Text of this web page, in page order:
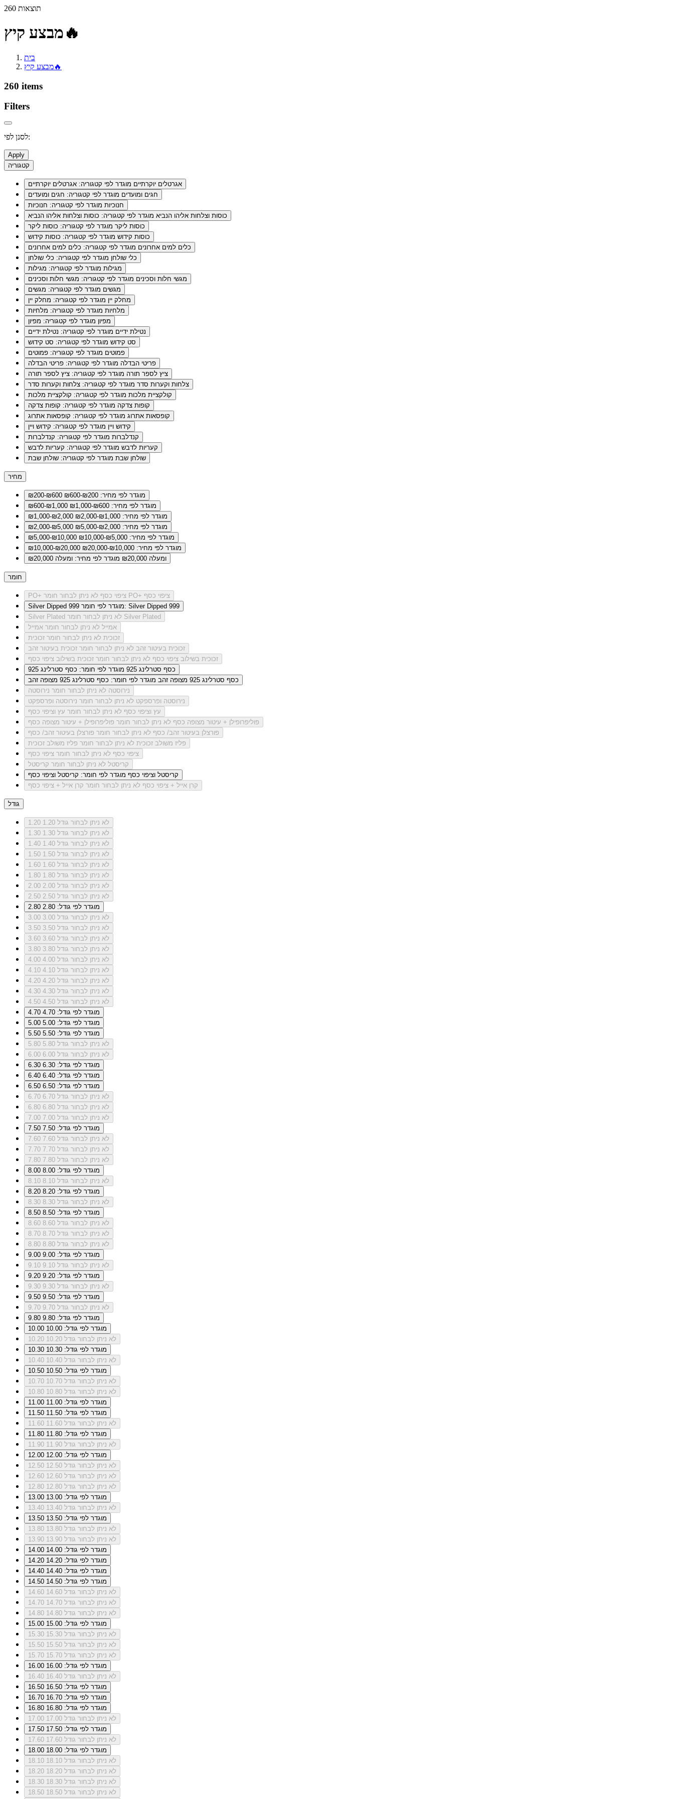
260 תוצאות
מבצע קיץ🔥
בית
מבצע קיץ🔥
260 items
Filters
לסנן לפי:
Apply
קטגוריה
אגרטלים יוקרתיים מוגדר לפי קטגוריה: אגרטלים יוקרתיים
חגים ומועדים מוגדר לפי קטגוריה: חגים ומועדים
חנוכיות מוגדר לפי קטגוריה: חנוכיות
כוסות וצלחות אליהו הנביא מוגדר לפי קטגוריה: כוסות וצלחות אליהו הנביא
כוסות ליקר מוגדר לפי קטגוריה: כוסות ליקר
כוסות קידוש מוגדר לפי קטגוריה: כוסות קידוש
כלים למים אחרונים מוגדר לפי קטגוריה: כלים למים אחרונים
כלי שולחן מוגדר לפי קטגוריה: כלי שולחן
מגילות מוגדר לפי קטגוריה: מגילות
מגשי חלות וסכינים מוגדר לפי קטגוריה: מגשי חלות וסכינים
מגשים מוגדר לפי קטגוריה: מגשים
מחלק יין מוגדר לפי קטגוריה: מחלק יין
מלחיות מוגדר לפי קטגוריה: מלחיות
מפיון מוגדר לפי קטגוריה: מפיון
נטילת ידיים מוגדר לפי קטגוריה: נטילת ידיים
סט קידוש מוגדר לפי קטגוריה: סט קידוש
פמוטים מוגדר לפי קטגוריה: פמוטים
פריטי הבדלה מוגדר לפי קטגוריה: פריטי הבדלה
ציץ לספר תורה מוגדר לפי קטגוריה: ציץ לספר תורה
צלחות וקערות סדר מוגדר לפי קטגוריה: צלחות וקערות סדר
קולקציית מלכות מוגדר לפי קטגוריה: קולקציית מלכות
קופות צדקה מוגדר לפי קטגוריה: קופות צדקה
קופסאות אתרוג מוגדר לפי קטגוריה: קופסאות אתרוג
קידוש ויין מוגדר לפי קטגוריה: קידוש ויין
קנדלברות מוגדר לפי קטגוריה: קנדלברות
קעריות לדבש מוגדר לפי קטגוריה: קעריות לדבש
שולחן שבת מוגדר לפי קטגוריה: שולחן שבת
מחיר
₪200-₪600
מוגדר לפי מחיר: ₪200-₪600
₪600-₪1,000
מוגדר לפי מחיר: ₪600-₪1,000
₪1,000-₪2,000
מוגדר לפי מחיר: ₪1,000-₪2,000
₪2,000-₪5,000
מוגדר לפי מחיר: ₪2,000-₪5,000
₪5,000-₪10,000
מוגדר לפי מחיר: ₪5,000-₪10,000
₪10,000-₪20,000
מוגדר לפי מחיר: ₪10,000-₪20,000
ומעלה ₪20,000
מוגדר לפי מחיר: ומעלה ₪20,000
חומר
PO+ ציפוי כסף
לא ניתן לבחור חומר PO+ ציפוי כסף
Silver Dipped 999
מוגדר לפי חומר: Silver Dipped 999
Silver Plated
לא ניתן לבחור חומר Silver Plated
אמייל לא ניתן לבחור חומר אמייל
זכוכית לא ניתן לבחור חומר זכוכית
זכוכית בעיטור זהב לא ניתן לבחור חומר זכוכית בעיטור זהב
זכוכית בשילוב ציפוי כסף לא ניתן לבחור חומר זכוכית בשילוב ציפוי כסף
כסף סטרלינג 925
מוגדר לפי חומר: כסף סטרלינג 925
כסף סטרלינג 925 מצופה זהב
מוגדר לפי חומר: כסף סטרלינג 925 מצופה זהב
נירוסטה לא ניתן לבחור חומר נירוסטה
נירוסטה ופרספקט לא ניתן לבחור חומר נירוסטה ופרספקט
עץ וציפוי כסף לא ניתן לבחור חומר עץ וציפוי כסף
פוליפרופילן + עיטור מצופה כסף לא ניתן לבחור חומר פוליפרופילן + עיטור מצופה כסף
פורצלן בעיטור זהב/ כסף לא ניתן לבחור חומר פורצלן בעיטור זהב/ כסף
פליז משולב זכוכית לא ניתן לבחור חומר פליז משולב זכוכית
ציפוי כסף לא ניתן לבחור חומר ציפוי כסף
קריסטל לא ניתן לבחור חומר קריסטל
קריסטל וציפוי כסף מוגדר לפי חומר: קריסטל וציפוי כסף
קרן אייל + ציפוי כסף לא ניתן לבחור חומר קרן אייל + ציפוי כסף
גודל
1.20
לא ניתן לבחור גודל 1.20
1.30
לא ניתן לבחור גודל 1.30
1.40
לא ניתן לבחור גודל 1.40
1.50
לא ניתן לבחור גודל 1.50
1.60
לא ניתן לבחור גודל 1.60
1.80
לא ניתן לבחור גודל 1.80
2.00
לא ניתן לבחור גודל 2.00
2.50
לא ניתן לבחור גודל 2.50
2.80
מוגדר לפי גודל: 2.80
3.00
לא ניתן לבחור גודל 3.00
3.50
לא ניתן לבחור גודל 3.50
3.60
לא ניתן לבחור גודל 3.60
3.80
לא ניתן לבחור גודל 3.80
4.00
לא ניתן לבחור גודל 4.00
4.10
לא ניתן לבחור גודל 4.10
4.20
לא ניתן לבחור גודל 4.20
4.30
לא ניתן לבחור גודל 4.30
4.50
לא ניתן לבחור גודל 4.50
4.70
מוגדר לפי גודל: 4.70
5.00
מוגדר לפי גודל: 5.00
5.50
מוגדר לפי גודל: 5.50
5.80
לא ניתן לבחור גודל 5.80
6.00
לא ניתן לבחור גודל 6.00
6.30
מוגדר לפי גודל: 6.30
6.40
מוגדר לפי גודל: 6.40
6.50
מוגדר לפי גודל: 6.50
6.70
לא ניתן לבחור גודל 6.70
6.80
לא ניתן לבחור גודל 6.80
7.00
לא ניתן לבחור גודל 7.00
7.50
מוגדר לפי גודל: 7.50
7.60
לא ניתן לבחור גודל 7.60
7.70
לא ניתן לבחור גודל 7.70
7.80
לא ניתן לבחור גודל 7.80
8.00
מוגדר לפי גודל: 8.00
8.10
לא ניתן לבחור גודל 8.10
8.20
מוגדר לפי גודל: 8.20
8.30
לא ניתן לבחור גודל 8.30
8.50
מוגדר לפי גודל: 8.50
8.60
לא ניתן לבחור גודל 8.60
8.70
לא ניתן לבחור גודל 8.70
8.80
לא ניתן לבחור גודל 8.80
9.00
מוגדר לפי גודל: 9.00
9.10
לא ניתן לבחור גודל 9.10
9.20
מוגדר לפי גודל: 9.20
9.30
לא ניתן לבחור גודל 9.30
9.50
מוגדר לפי גודל: 9.50
9.70
לא ניתן לבחור גודל 9.70
9.80
מוגדר לפי גודל: 9.80
10.00
מוגדר לפי גודל: 10.00
10.20
לא ניתן לבחור גודל 10.20
10.30
מוגדר לפי גודל: 10.30
10.40
לא ניתן לבחור גודל 10.40
10.50
מוגדר לפי גודל: 10.50
10.70
לא ניתן לבחור גודל 10.70
10.80
לא ניתן לבחור גודל 10.80
11.00
מוגדר לפי גודל: 11.00
11.50
מוגדר לפי גודל: 11.50
11.60
לא ניתן לבחור גודל 11.60
11.80
מוגדר לפי גודל: 11.80
11.90
לא ניתן לבחור גודל 11.90
12.00
מוגדר לפי גודל: 12.00
12.50
לא ניתן לבחור גודל 12.50
12.60
לא ניתן לבחור גודל 12.60
12.80
לא ניתן לבחור גודל 12.80
13.00
מוגדר לפי גודל: 13.00
13.40
לא ניתן לבחור גודל 13.40
13.50
מוגדר לפי גודל: 13.50
13.80
לא ניתן לבחור גודל 13.80
13.90
לא ניתן לבחור גודל 13.90
14.00
מוגדר לפי גודל: 14.00
14.20
מוגדר לפי גודל: 14.20
14.40
מוגדר לפי גודל: 14.40
14.50
מוגדר לפי גודל: 14.50
14.60
לא ניתן לבחור גודל 14.60
14.70
לא ניתן לבחור גודל 14.70
14.80
לא ניתן לבחור גודל 14.80
15.00
מוגדר לפי גודל: 15.00
15.30
לא ניתן לבחור גודל 15.30
15.50
לא ניתן לבחור גודל 15.50
15.70
לא ניתן לבחור גודל 15.70
16.00
מוגדר לפי גודל: 16.00
16.40
לא ניתן לבחור גודל 16.40
16.50
מוגדר לפי גודל: 16.50
16.70
מוגדר לפי גודל: 16.70
16.80
מוגדר לפי גודל: 16.80
17.00
לא ניתן לבחור גודל 17.00
17.50
מוגדר לפי גודל: 17.50
17.60
לא ניתן לבחור גודל 17.60
18.00
מוגדר לפי גודל: 18.00
18.10
לא ניתן לבחור גודל 18.10
18.20
לא ניתן לבחור גודל 18.20
18.30
לא ניתן לבחור גודל 18.30
18.50
לא ניתן לבחור גודל 18.50